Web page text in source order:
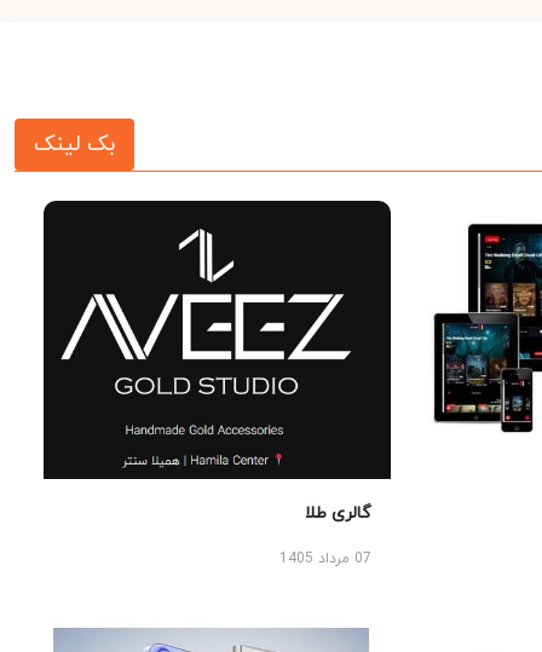
بک لینک
گالری طلا
07 مرداد 1405